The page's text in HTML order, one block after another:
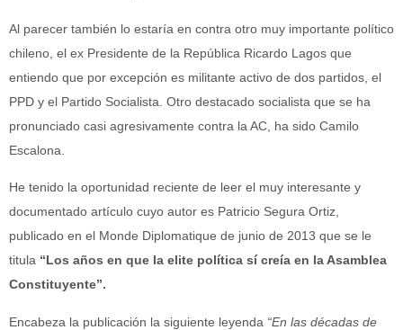
Al parecer también lo estaría en contra otro muy importante político
chileno, el ex Presidente de la República Ricardo Lagos que
entiendo que por excepción es militante activo de dos partidos, el
PPD y el Partido Socialista. Otro destacado socialista que se ha
pronunciado casi agresivamente contra la AC, ha sido Camilo
Escalona.
He tenido la oportunidad reciente de leer el muy interesante y
documentado artículo cuyo autor es Patricio Segura Ortiz,
publicado en el Monde Diplomatique de junio de 2013 que se le
titula “Los años en que la elite política sí creía en la Asamblea
Constituyente”.
Encabeza la publicación la siguiente leyenda “En las décadas de